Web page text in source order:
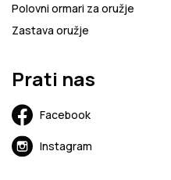
Polovni ormari za oružje
Zastava oružje
Prati nas
Facebook
Instagram